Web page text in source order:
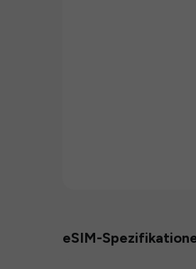
eSIM-